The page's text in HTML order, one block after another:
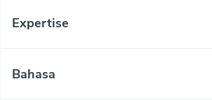
Expertise
Bahasa